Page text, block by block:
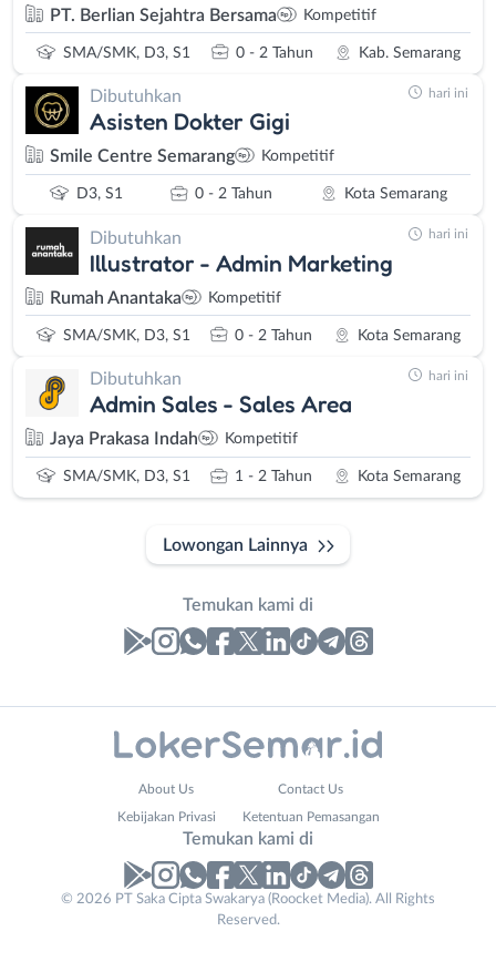
PT. Berlian Sejahtra Bersama Kompetitif
SMA/SMK, D3, S1 0 - 2 Tahun Kab. Semarang
Dibutuhkan
Asisten Dokter Gigi
Smile Centre Semarang Kompetitif
D3, S1 0 - 2 Tahun Kota Semarang
hari ini
Dibutuhkan
Illustrator - Admin Marketing
Rumah Anantaka Kompetitif
SMA/SMK, D3, S1 0 - 2 Tahun Kota Semarang
hari ini
Dibutuhkan
Admin Sales - Sales Area
Jaya Prakasa Indah Kompetitif
SMA/SMK, D3, S1 1 - 2 Tahun Kota Semarang
hari ini
Lowongan Lainnya
Temukan kami di
No. Telp /
About Us Contact Us
Kebijakan Privasi Ketentuan Pemasangan
Temukan kami di
© 2026 PT Saka Cipta Swakarya (Roocket Media). All Rights
Reserved.